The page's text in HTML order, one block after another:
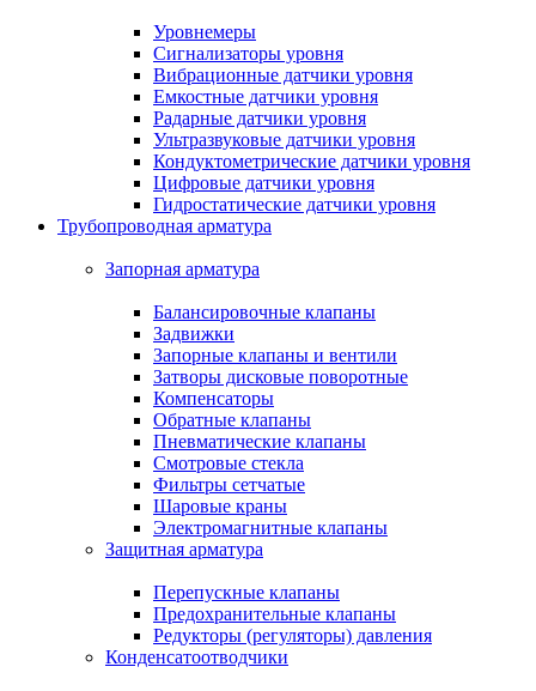
Уровнемеры
Сигнализаторы уровня
Вибрационные датчики уровня
Емкостные датчики уровня
Радарные датчики уровня
Ультразвуковые датчики уровня
Кондуктометрические датчики уровня
Цифровые датчики уровня
Гидростатические датчики уровня
Трубопроводная арматура
Запорная арматура
Балансировочные клапаны
Задвижки
Запорные клапаны и вентили
Затворы дисковые поворотные
Компенсаторы
Обратные клапаны
Пневматические клапаны
Смотровые стекла
Фильтры сетчатые
Шаровые краны
Электромагнитные клапаны
Защитная арматура
Перепускные клапаны
Предохранительные клапаны
Редукторы (регуляторы) давления
Конденсатоотводчики